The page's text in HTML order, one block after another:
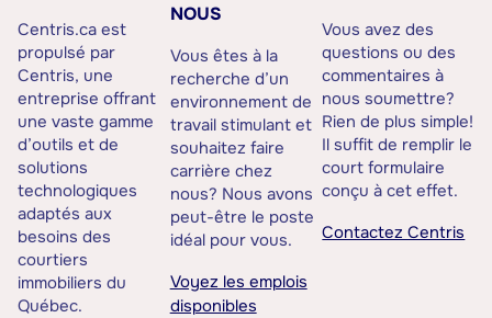
Centris.ca est
propulsé par
Centris, une
entreprise offrant
une vaste gamme
d’outils et de
solutions
technologiques
adaptés aux
besoins des
courtiers
immobiliers du
Québec.
NOUS
Vous êtes à la
recherche d’un
environnement de
travail stimulant et
souhaitez faire
carrière chez
nous? Nous avons
peut-être le poste
idéal pour vous.
Voyez les emplois
disponibles
Vous avez des
questions ou des
commentaires à
nous soumettre?
Rien de plus simple!
Il suffit de remplir le
court formulaire
conçu à cet effet.
Contactez Centris